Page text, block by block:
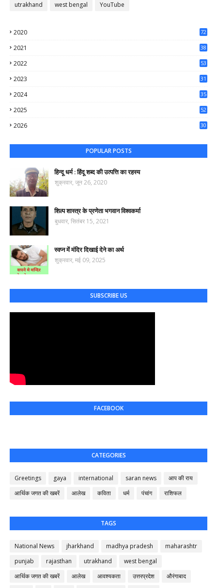
utrakhand
west bengal YouTube
2020
72
2021
38
2022
53
2023
31
2024
35
2025
52
2026
30
POPULAR POSTS
हिन्दू धर्म : हिंदू शब्द की उत्पत्ति का रहस्य
शुक्रवार, जून 26, 2020
शिल्प शास्त्र के प्रणेता भगवान विश्वकर्मा
बुधवार, सितंबर 15, 2021
स्वप्न में मंदिर दिखाई देने का अर्थ
शुक्रवार, मई 09, 2025
SUBSCRIBE US
FACEBOOK
CATEGORIES
Greetings gaya international saran news
आप की राय
आर्थिक जगत की खबरें
आलेख कविता धर्म पंचांग राशिफल
TAGS
National News jharkhand madhya pradesh
maharashtr
punjab
rajasthan utrakhand
west bengal
आर्थिक जगत की खबरें
आलेख आवश्यकता उत्तरप्रदेश
औरंगाबाद